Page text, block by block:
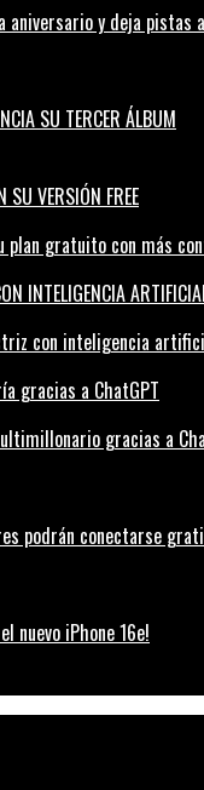
aniversario y deja pistas
SU TERCER ÁLBUM
plan gratuito con más
con inteligencia
gracias a
podrán conectarse
nuevo iPhone 16e!